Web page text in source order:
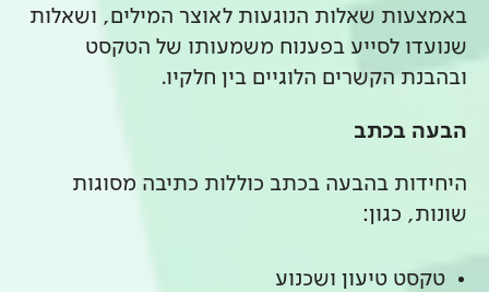
באמצעות שאלות הנוגעות לאוצר המילים, ושאלות
שנועדו לסייע בפענוח משמעותו של הטקסט
ובהבנת הקשרים הלוגיים בין חלקיו.
הבעה בכתב
היחידות בהבעה בכתב כוללות כתיבה מסוגות
שונות, כגון:
טקסט טיעון ושכנוע